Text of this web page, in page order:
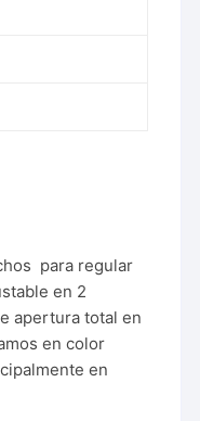
para regular
en 2
apertura total en
en color
en